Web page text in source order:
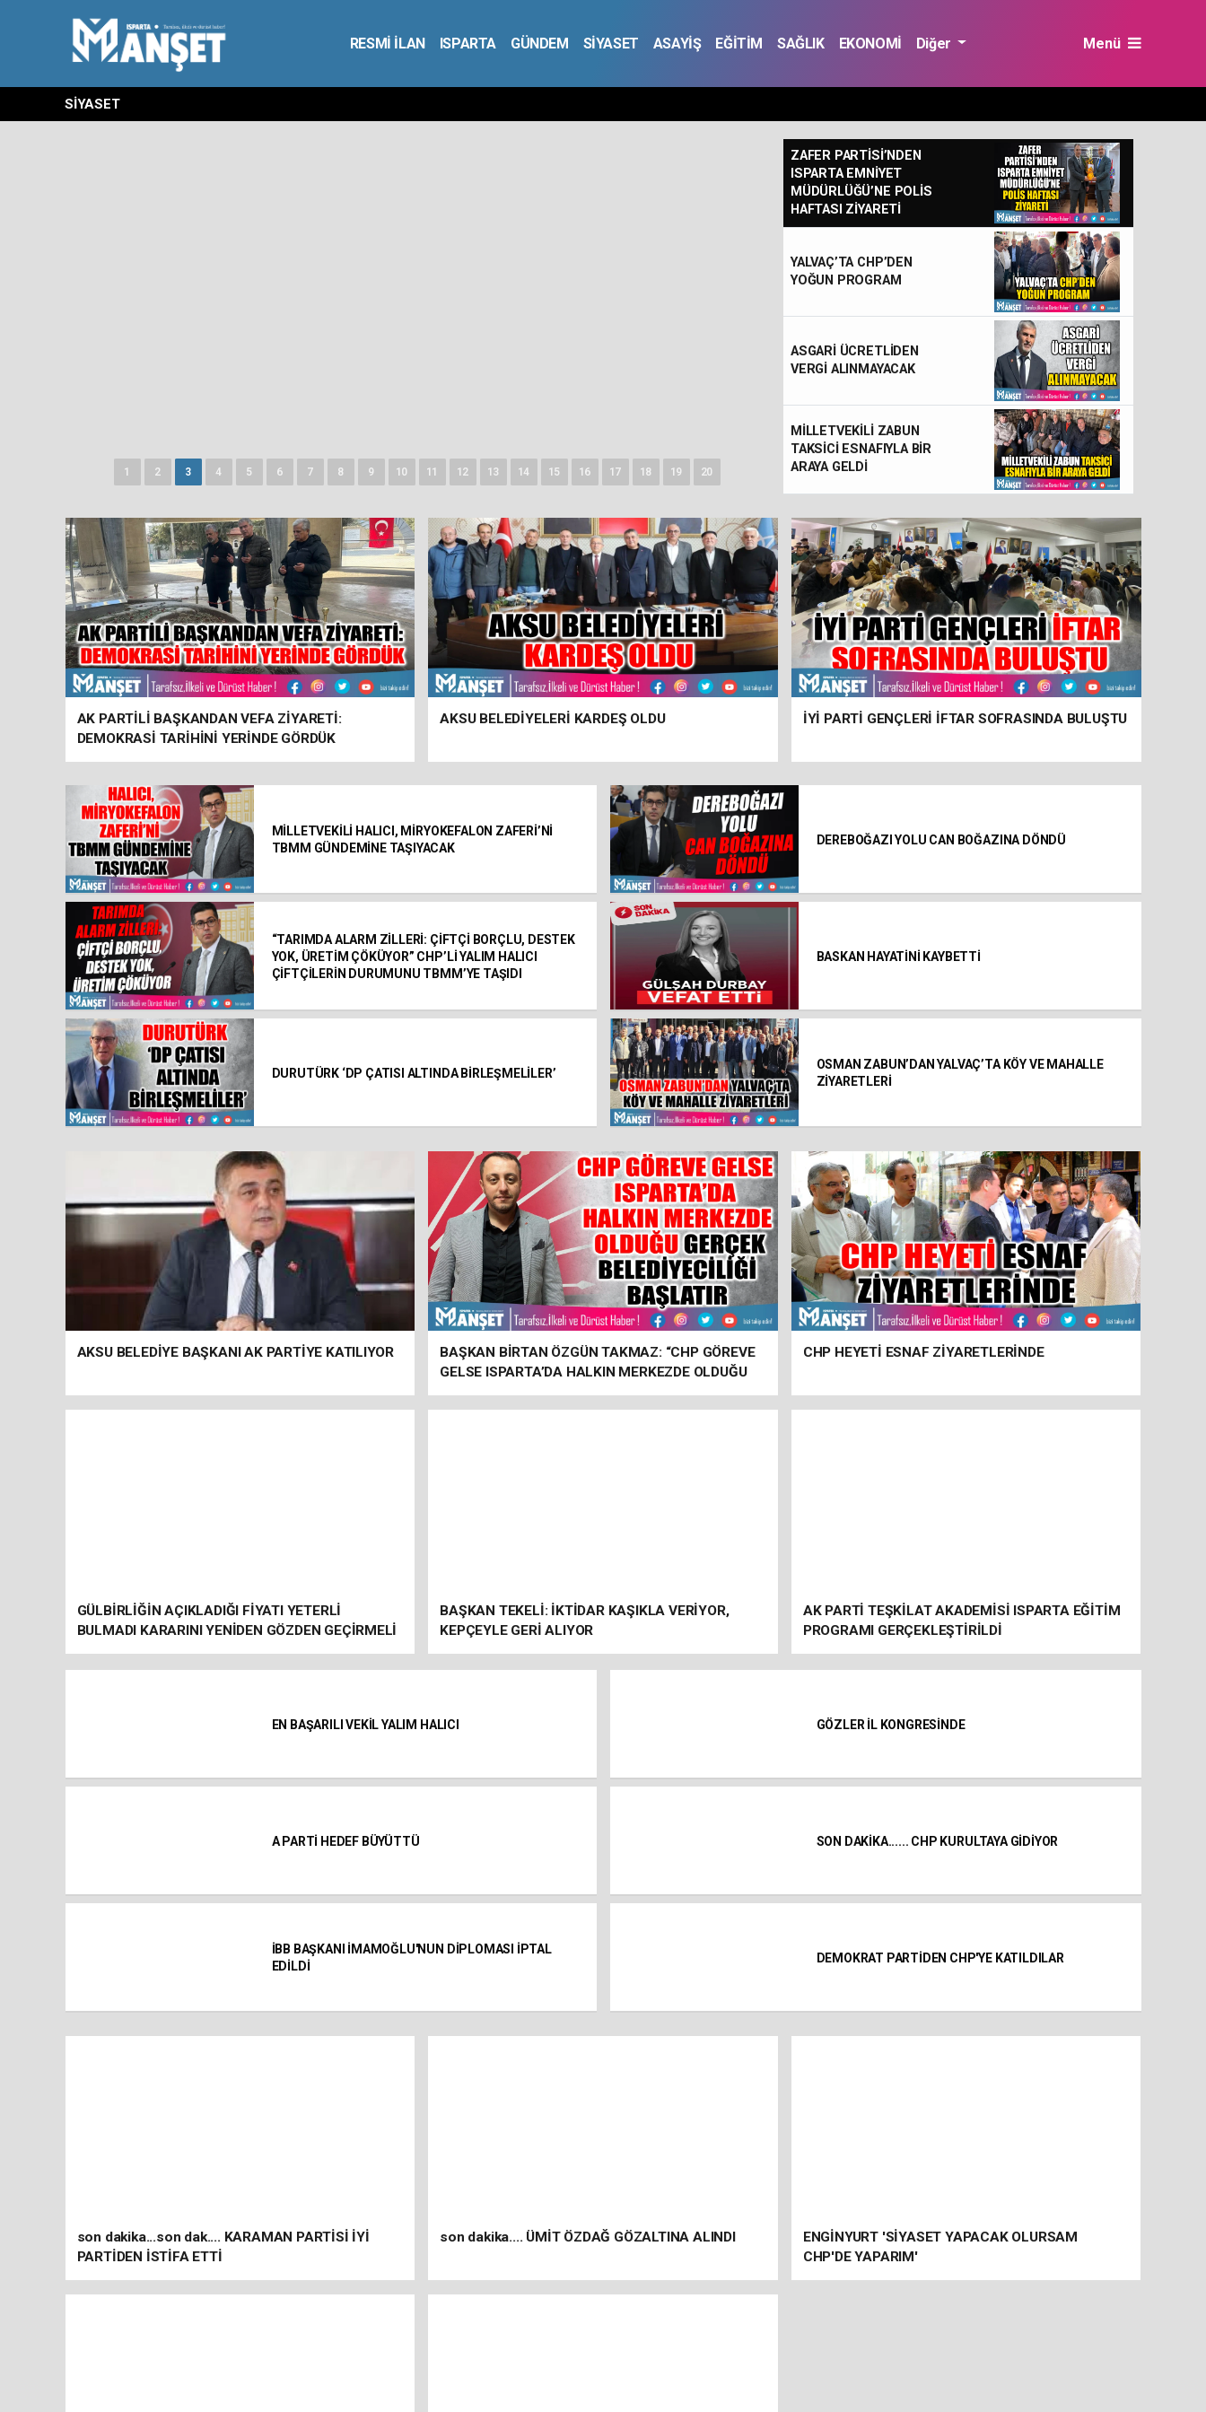
RESMİ İLAN ISPARTA GÜNDEM SİYASET ASAYİŞ EĞİTİM SAĞLIK EKONOMİ Diğer Menü
SİYASET
1 2 3 4 5 6 7 8 9 10 11 12 13 14 15 16 17 18 19 20
ZAFER PARTİSİ’NDEN
ISPARTA EMNİYET
MÜDÜRLÜĞÜ’NE POLİS
HAFTASI ZİYARETİ
YALVAÇ’TA CHP’DEN
YOĞUN PROGRAM
ASGARİ ÜCRETLİDEN
VERGİ ALINMAYACAK
MİLLETVEKİLİ ZABUN
TAKSİCİ ESNAFIYLA BİR
ARAYA GELDİ
AK PARTİLİ BAŞKANDAN VEFA ZİYARETİ:
DEMOKRASİ TARİHİNİ YERİNDE GÖRDÜK
AKSU BELEDİYELERİ KARDEŞ OLDU İYİ PARTİ GENÇLERİ İFTAR SOFRASINDA BULUŞTU
MİLLETVEKİLİ HALICI, MİRYOKEFALON ZAFERİ’Nİ
TBMM GÜNDEMİNE TAŞIYACAK
DEREBOĞAZI YOLU CAN BOĞAZINA DÖNDÜ
“TARIMDA ALARM ZİLLERİ: ÇİFTÇİ BORÇLU, DESTEK
YOK, ÜRETİM ÇÖKÜYOR” CHP’Lİ YALIM HALICI
ÇİFTÇİLERİN DURUMUNU TBMM’YE TAŞIDI
BASKAN HAYATİNİ KAYBETTİ
DURUTÜRK ‘DP ÇATISI ALTINDA BİRLEŞMELİLER’
OSMAN ZABUN’DAN YALVAÇ’TA KÖY VE MAHALLE
ZİYARETLERİ
AKSU BELEDİYE BAŞKANI AK PARTİYE KATILIYOR
BAŞKAN BİRTAN ÖZGÜN TAKMAZ: “CHP GÖREVE
GELSE ISPARTA’DA HALKIN MERKEZDE OLDUĞU
GERÇEK BELEDİYECİLİĞİ BAŞLATIR”
CHP HEYETİ ESNAF ZİYARETLERİNDE
GÜLBİRLİĞİN AÇIKLADIĞI FİYATI YETERLİ
BULMADI KARARINI YENİDEN GÖZDEN GEÇİRMELİ
BAŞKAN TEKELİ: İKTİDAR KAŞIKLA VERİYOR,
KEPÇEYLE GERİ ALIYOR
AK PARTİ TEŞKİLAT AKADEMİSİ ISPARTA EĞİTİM
PROGRAMI GERÇEKLEŞTİRİLDİ
EN BAŞARILI VEKİL YALIM HALICI GÖZLER İL KONGRESİNDE
A PARTİ HEDEF BÜYÜTTÜ SON DAKİKA...... CHP KURULTAYA GİDİYOR
İBB BAŞKANI İMAMOĞLU'NUN DİPLOMASI İPTAL
EDİLDİ
DEMOKRAT PARTİDEN CHP'YE KATILDILAR
son dakika...son dak.... KARAMAN PARTİSİ İYİ
PARTİDEN İSTİFA ETTİ
son dakika.... ÜMİT ÖZDAĞ GÖZALTINA ALINDI
ENGİNYURT 'SİYASET YAPACAK OLURSAM
CHP'DE YAPARIM'